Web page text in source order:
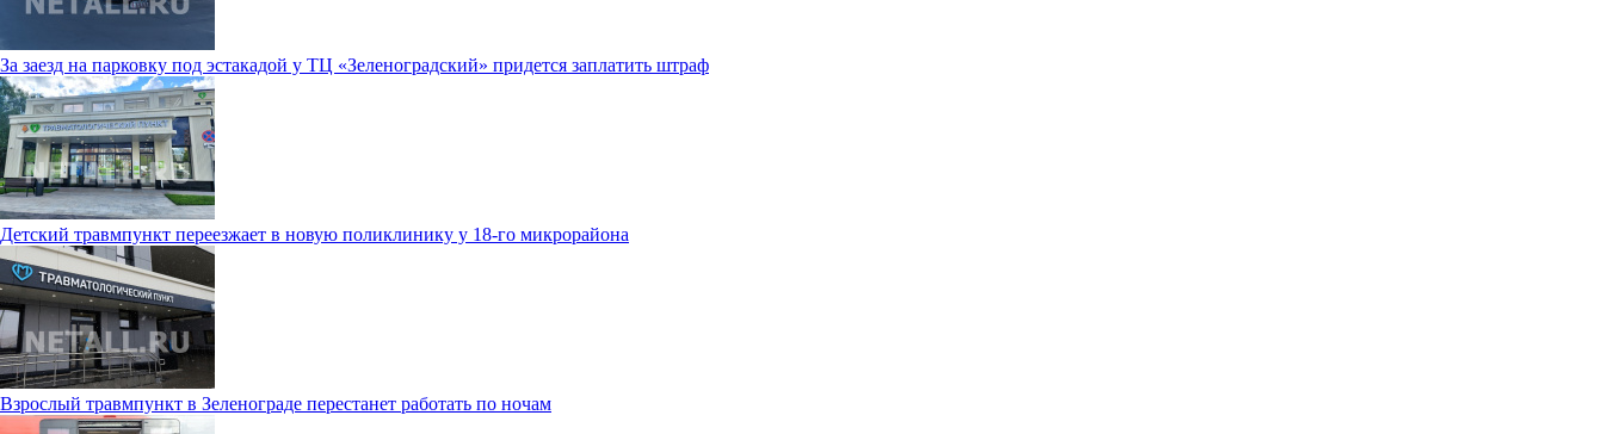
За заезд на парковку под эстакадой у ТЦ «Зеленоградский» придется заплатить штраф
Детский травмпункт переезжает в новую поликлинику у 18-го микрорайона
Взрослый травмпункт в Зеленограде перестанет работать по ночам